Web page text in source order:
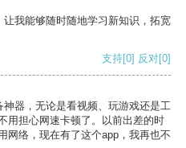
我能够随时随地学习新知识，拓宽
支持[0] 反对[0]
器，无论是看视频、玩游戏还是工
用担心网速卡顿了。以前出差的时
网络，现在有了这个app，我再也不